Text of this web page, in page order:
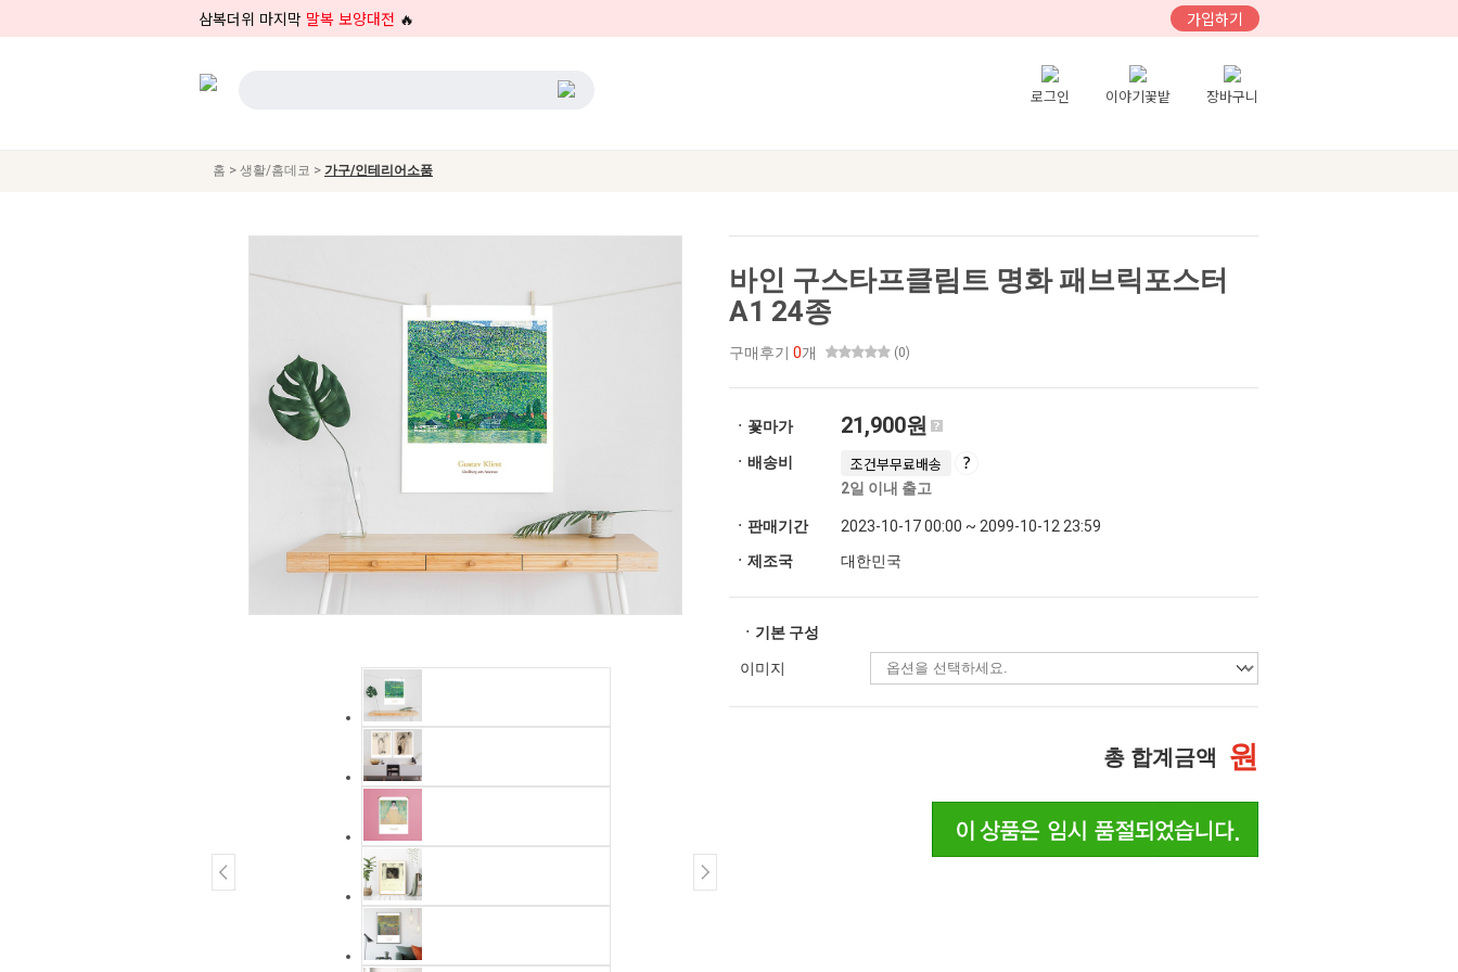
삼복더위 마지막 말복 보양대전 🔥 가입하기
로그인 이야기꽃밭 장바구니
홈 > 생활/홈데코 > 가구/인테리어소품
바인 구스타프클림트 명화 패브릭포스터
A1 24종
구매후기 0개 (0)
ㆍ꽃마가 21,900원
ㆍ배송비 조건부무료배송
2일 이내 출고
ㆍ판매기간
2023-10-17 00:00 ~ 2099-10-12 23:59
ㆍ제조국
대한민국
ㆍ기본 구성
이미지
총 합계금액 원